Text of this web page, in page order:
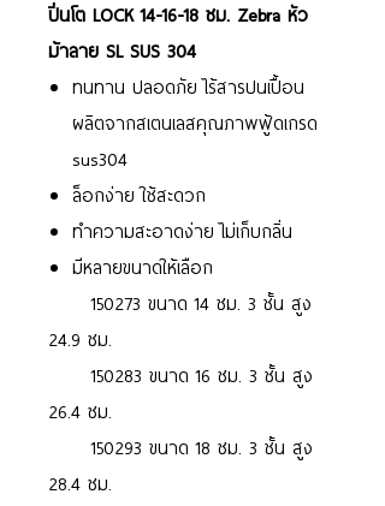
ปิ่นโต LOCK 14-16-18 ซม. Zebra หัว
ม้าลาย SL SUS 304
ทนทาน ปลอดภัย ไร้สารปนเปื้อน
ผลิตจากสเตนเลสคุณภาพฟู้ดเกรด
sus304
ล็อกง่าย ใช้สะดวก
ทำความสะอาดง่าย ไม่เก็บกลิ่น
มีหลายขนาดให้เลือก
150273 ขนาด 14 ซม. 3 ชั้น สูง
24.9 ซม.
150283 ขนาด 16 ซม. 3 ชั้น สูง
26.4 ซม.
150293 ขนาด 18 ซม. 3 ชั้น สูง
28.4 ซม.